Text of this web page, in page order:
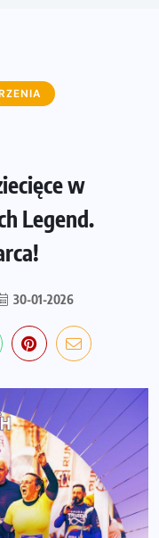
w
Legend.
30-01-2026